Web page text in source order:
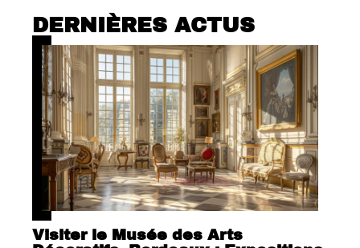
DERNIÈRES ACTUS
Visiter le Musée des Arts